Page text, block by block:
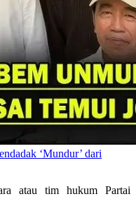
‘Mundur’ dari
atau tim hukum Partai